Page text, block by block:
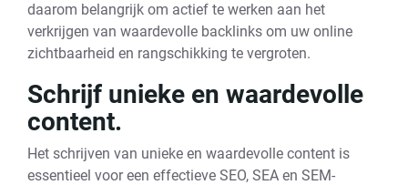
daarom belangrijk om actief te werken aan het
verkrijgen van waardevolle backlinks om uw online
zichtbaarheid en rangschikking te vergroten.
Schrijf unieke en waardevolle
content.
Het schrijven van unieke en waardevolle content is
essentieel voor een effectieve SEO, SEA en SEM-